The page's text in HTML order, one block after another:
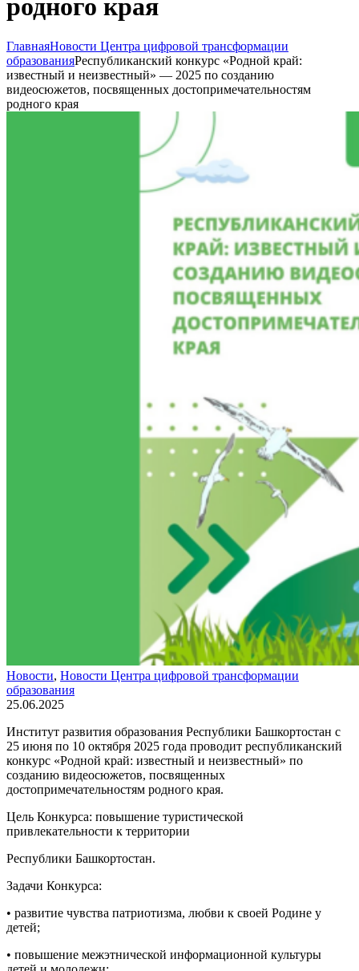
родного края
ГлавнаяНовости Центра цифровой трансформации
образованияРеспубликанский конкурс «Родной край:
известный и неизвестный» — 2025 по созданию
видеосюжетов, посвященных достопримечательностям
родного края
Новости, Новости Центра цифровой трансформации
образования
25.06.2025
Институт развития образования Республики Башкортостан с
25 июня по 10 октября 2025 года проводит республиканский
конкурс «Родной край: известный и неизвестный» по
созданию видеосюжетов, посвященных
достопримечательностям родного края.
Цель Конкурса: повышение туристической
привлекательности к территории
Республики Башкортостан.
Задачи Конкурса:
• развитие чувства патриотизма, любви к своей Родине у
детей;
• повышение межэтнической информационной культуры